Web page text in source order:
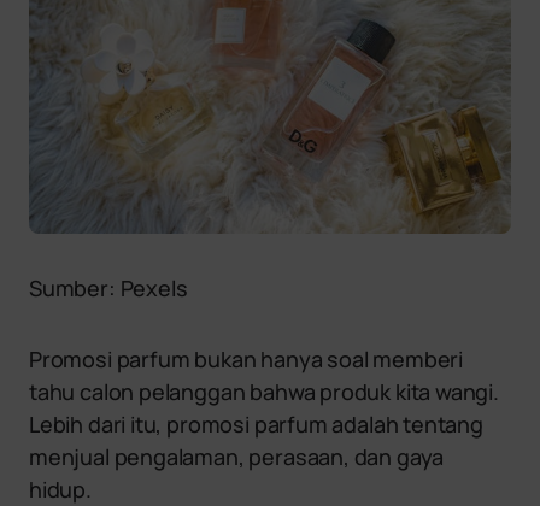
Sumber: Pexels
Promosi parfum bukan hanya soal memberi
tahu calon pelanggan bahwa produk kita wangi.
Lebih dari itu, promosi parfum adalah tentang
menjual pengalaman, perasaan, dan gaya
hidup.